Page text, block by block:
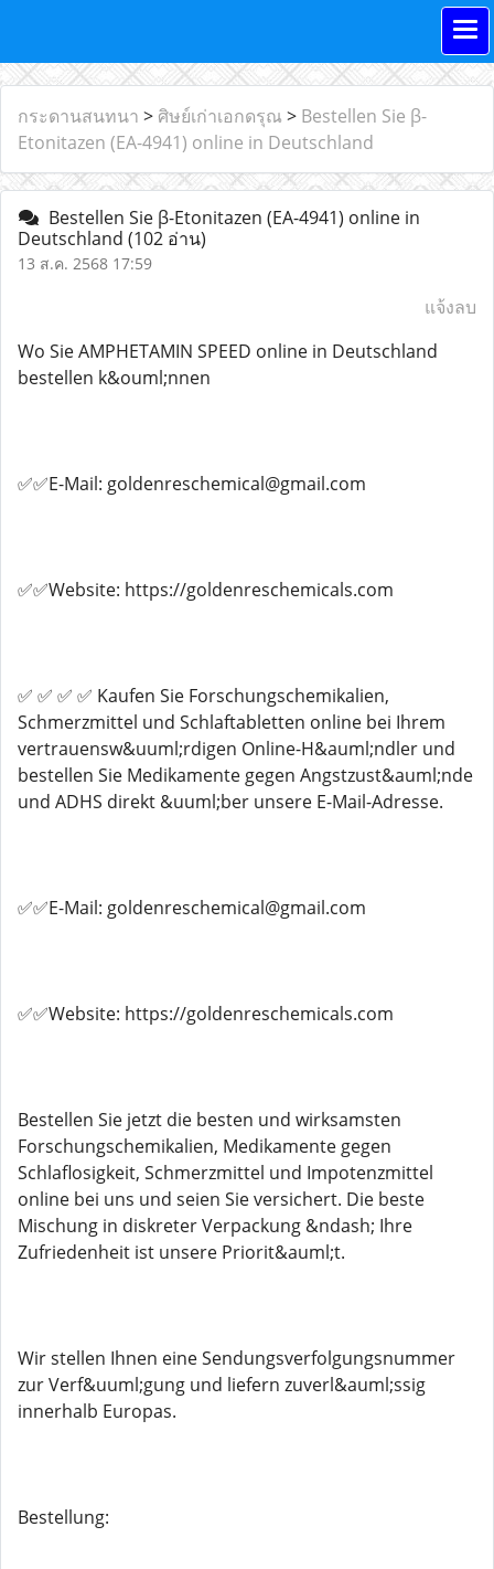
กระดานสนทนา > ศิษย์เก่าเอกดรุณ > Bestellen Sie β-
Etonitazen (EA-4941) online in Deutschland
Bestellen Sie β-Etonitazen (EA-4941) online in
Deutschland (102 อ่าน)
13 ส.ค. 2568 17:59
แจ้งลบ
Wo Sie AMPHETAMIN SPEED online in Deutschland
bestellen k&ouml;nnen
✅✅E-Mail: goldenreschemical@gmail.com
✅✅Website: https://goldenreschemicals.com
✅ ✅ ✅ ✅ Kaufen Sie Forschungschemikalien,
Schmerzmittel und Schlaftabletten online bei Ihrem
vertrauensw&uuml;rdigen Online-H&auml;ndler und
bestellen Sie Medikamente gegen Angstzust&auml;nde
und ADHS direkt &uuml;ber unsere E-Mail-Adresse.
✅✅E-Mail: goldenreschemical@gmail.com
✅✅Website: https://goldenreschemicals.com
Bestellen Sie jetzt die besten und wirksamsten
Forschungschemikalien, Medikamente gegen
Schlaflosigkeit, Schmerzmittel und Impotenzmittel
online bei uns und seien Sie versichert. Die beste
Mischung in diskreter Verpackung &ndash; Ihre
Zufriedenheit ist unsere Priorit&auml;t.
Wir stellen Ihnen eine Sendungsverfolgungsnummer
zur Verf&uuml;gung und liefern zuverl&auml;ssig
innerhalb Europas.
Bestellung: